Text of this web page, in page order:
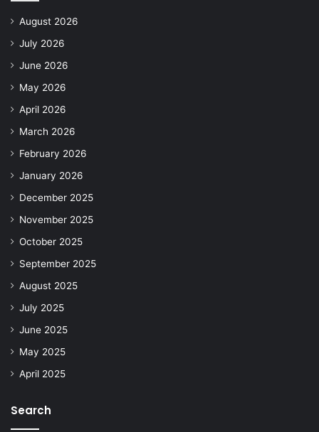
August 2026
July 2026
June 2026
May 2026
April 2026
March 2026
February 2026
January 2026
December 2025
November 2025
October 2025
September 2025
August 2025
July 2025
June 2025
May 2025
April 2025
Search